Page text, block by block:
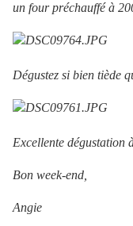
un four préchauffé à
Dégustez si bien tiède
Excellente dégustation
Bon week-end,
Angie